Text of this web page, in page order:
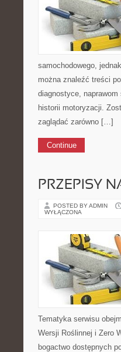
samochodowego,
można znaleźć treści
diagnostyce,
historii motoryzacji.
zaglądać zarówno […]
Continue
PRZEPISY
POSTED BY ADMIN
WYŁĄCZONA
Tematyka serwisu
Wersji Roślinnej i Zero
bogactwo dostępnych